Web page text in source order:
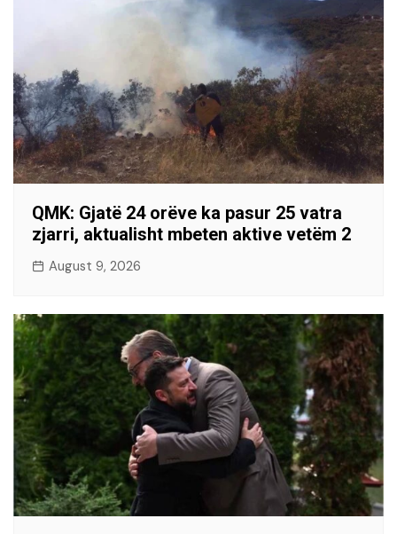
QMK: Gjatë 24 orëve ka pasur 25 vatra
zjarri, aktualisht mbeten aktive vetëm 2
August 9, 2026